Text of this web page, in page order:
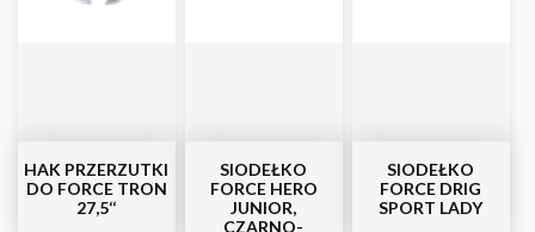
HAK PRZERZUTKI
DO FORCE TRON
27,5‘‘
SIODEŁKO
FORCE HERO
JUNIOR,
CZARNO-
SIODEŁKO
FORCE DRIG
SPORT LADY